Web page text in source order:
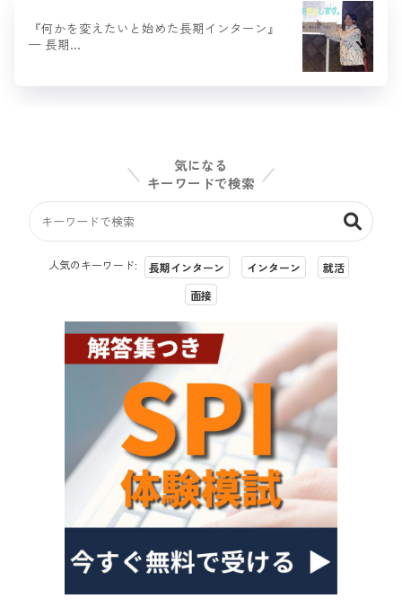
『何かを変えたいと始めた長期インターン』
— 長期…
気になる
キーワードで検索
人気のキーワード: 長期インターン インターン
就活
面接